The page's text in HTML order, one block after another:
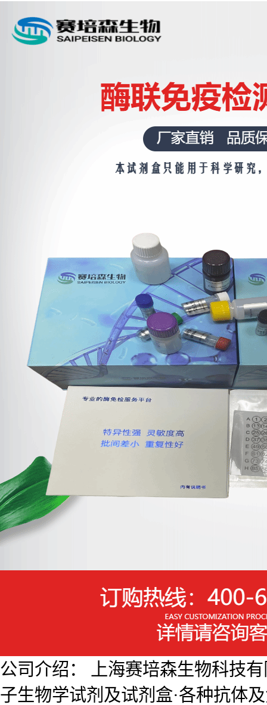
公司介绍： 上海赛培森生物科技有
子生物学试剂及试剂盒·各种抗体